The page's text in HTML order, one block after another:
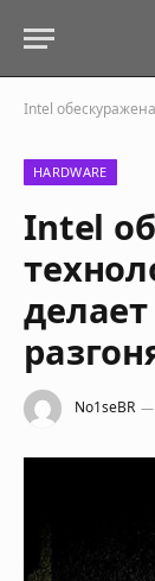
HARDWARE
Intel
No1seBR